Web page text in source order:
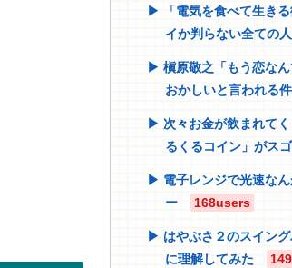
「電気を食べて生き
イか判らない全ての人
槇原敬之「もう恋な
おかしいと言われる件
次々お金が飲まれて
るくるコイン」がス
電子レンジで光速な
ー
168users
はやぶさ２のスイン
に理解してみた